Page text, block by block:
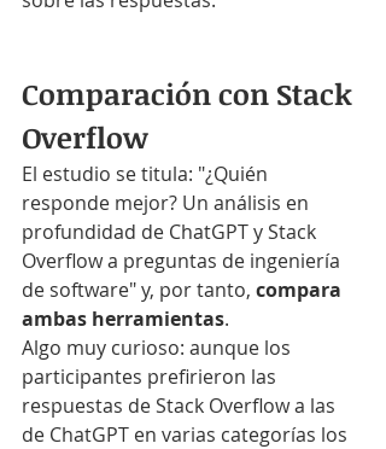
Comparación con Stack
Overflow
El estudio se titula: "¿Quién
responde mejor? Un análisis en
profundidad de ChatGPT y Stack
Overflow a preguntas de ingeniería
de software" y, por tanto, compara
ambas herramientas.
Algo muy curioso: aunque los
participantes prefirieron las
respuestas de Stack Overflow a las
de ChatGPT en varias categorías los